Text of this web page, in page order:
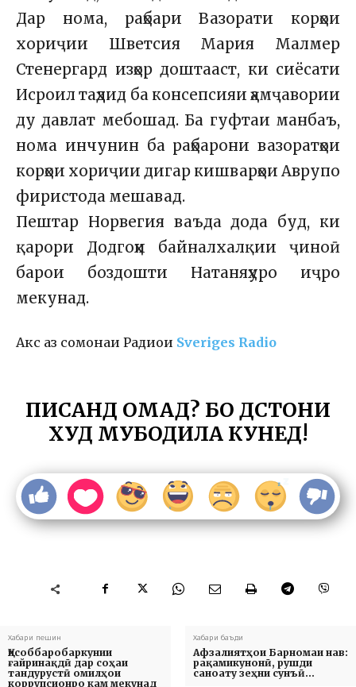
Дар нома, раҳбари Вазорати корҳои
хориҷии Шветсия Мария Малмер
Стенергард изҳор доштааст, ки сиёсати
Исроил таҳдид ба консепсияи ҳамҷавории
ду давлат мебошад. Ба гуфтаи манбаъ,
нома инчунин ба раҳбарони вазоратҳои
корҳои хориҷии дигар кишварҳои Аврупо
фиристода мешавад.
Пештар Норвегия ваъда дода буд, ки
қарори Додгоҳи байналхалқии ҷиноӣ
барои боздошти Натаняҳуро иҷро
мекунад.
Акс аз сомонаи Радиои Sveriges Radio
ПИСАНД ОМАД? БО ДӮСТОНИ
ХУД МУБОДИЛА КУНЕД!
Хабари пешин
Ҳисоббаробаркунии
ғайринақдӣ дар соҳаи
тандурустӣ омилҳои
коррупсионро кам мекунад
Хабари баъди
Афзалиятҳои Барномаи нав:
рақамикунонӣ, рушди
саноату зеҳни сунъӣ…